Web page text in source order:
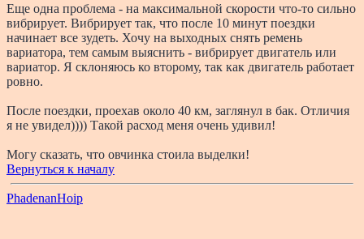
Еще одна проблема - на максимальной скорости что-то сильно
вибрирует. Вибрирует так, что после 10 минут поездки
начинает все зудеть. Хочу на выходных снять ремень
вариатора, тем самым выяснить - вибрирует двигатель или
вариатор. Я склоняюсь ко второму, так как двигатель работает
ровно.
После поездки, проехав около 40 км, заглянул в бак. Отличия
я не увидел)))) Такой расход меня очень удивил!
Могу сказать, что овчинка стоила выделки!
Вернуться к началу
PhadenanHoip